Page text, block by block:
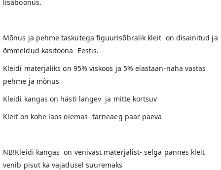
lisaboonus.
Mõnus ja pehme taskutega figuurisõbralik kleit on disainitud ja
õmmeldud käsitööna Eestis.
Kleidi materjaliks on 95% viskoos ja 5% elastaan-naha vastas
pehme ja mõnus
Kleidi kangas on hästi langev ja mitte kortsuv
Kleit on kohe laos olemas- tarneaeg paar päeva
NB!Kleidi kangas on venivast materjalist- selga pannes kleit
venib pisut ka vajadusel suuremaks